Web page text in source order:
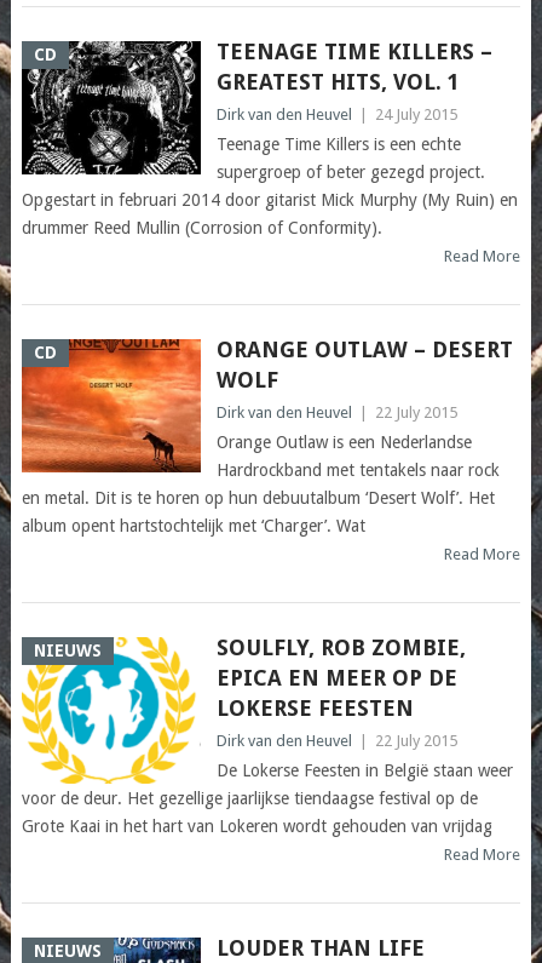
CD
TEENAGE TIME KILLERS –
GREATEST HITS, VOL. 1
Dirk van den Heuvel 24 July 2015
Teenage Time Killers is een echte
supergroep of beter gezegd project.
Opgestart in februari 2014 door gitarist Mick Murphy (My Ruin) en
drummer Reed Mullin (Corrosion of Conformity).
Read More
CD
ORANGE OUTLAW – DESERT
WOLF
Dirk van den Heuvel 22 July 2015
Orange Outlaw is een Nederlandse
Hardrockband met tentakels naar rock
en metal. Dit is te horen op hun debuutalbum ‘Desert Wolf’. Het
album opent hartstochtelijk met ‘Charger’. Wat
Read More
NIEUWS
SOULFLY, ROB ZOMBIE,
EPICA EN MEER OP DE
LOKERSE FEESTEN
Dirk van den Heuvel 22 July 2015
De Lokerse Feesten in België staan weer
voor de deur. Het gezellige jaarlijkse tiendaagse festival op de
Grote Kaai in het hart van Lokeren wordt gehouden van vrijdag
Read More
NIEUWS
LOUDER THAN LIFE